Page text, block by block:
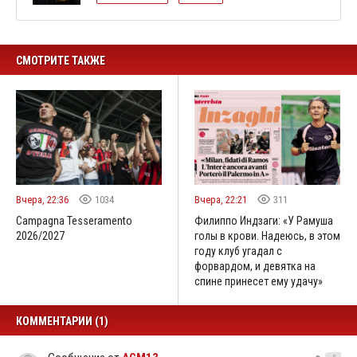
СМОТРИТЕ ТАКЖЕ
Вчера, 22:36 1034
Campagna Tesseramento
2026/2027
Вчера, 22:21 311
Филиппо Индзаги: «У Рамуша
голы в крови. Надеюсь, в этом
году клуб угадал с
форвардом, и девятка на
спине принесет ему удачу»
КОММЕНТАРИИ (1)